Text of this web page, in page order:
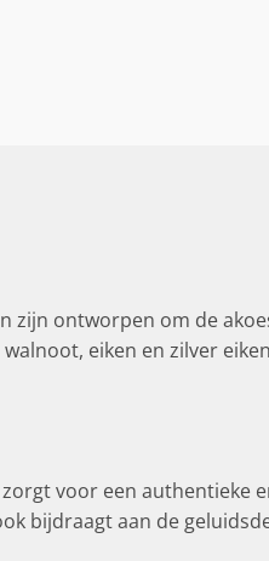
zijn ontworpen om de
eiken en zilver
voor een authentieke
bijdraagt aan de